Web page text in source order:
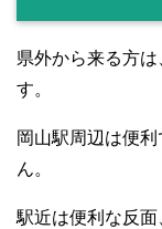
県外から来る方
す。
岡山駅周辺は便
ん。
駅近は便利な反面